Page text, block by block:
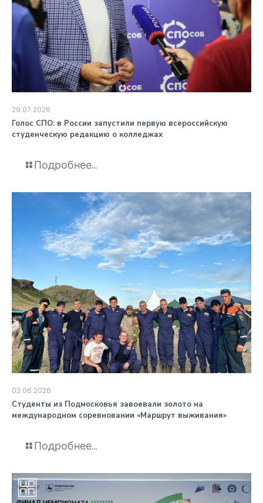
29.07.2026
️Голос СПО: в России запустили первую всероссийскую
студенческую редакцию о колледжах
Подробнее...
03.06.2026
️Студенты из Подмосковья завоевали золото на
международном соревновании «Маршрут выживания»
Подробнее...